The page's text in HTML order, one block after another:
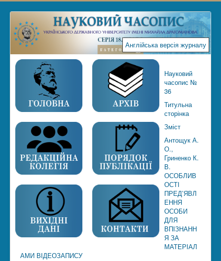
Англійська версія журналу
Науковий
часопис №
36
Титульна
сторінка
Зміст
Антощук А.
О.,
Гриненко К.
В.
ОСОБЛИВ
ОСТІ
ПРЕД’ЯВЛ
ЕННЯ
ОСОБИ
ДЛЯ
ВПІЗНАНН
Я ЗА
МАТЕРІАЛ
АМИ ВІДЕОЗАПИСУ